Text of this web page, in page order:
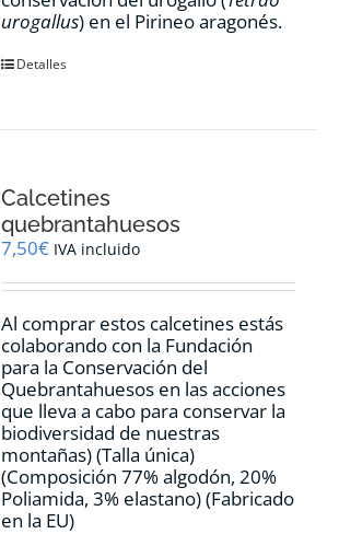
urogallus) en el Pirineo aragonés.
Detalles
Calcetines
quebrantahuesos
7,50€ IVA incluido
Al comprar estos calcetines estás
colaborando con la Fundación
para la Conservación del
Quebrantahuesos en las acciones
que lleva a cabo para conservar la
biodiversidad de nuestras
montañas) (Talla única)
(Composición 77% algodón, 20%
Poliamida, 3% elastano) (Fabricado
en la EU)